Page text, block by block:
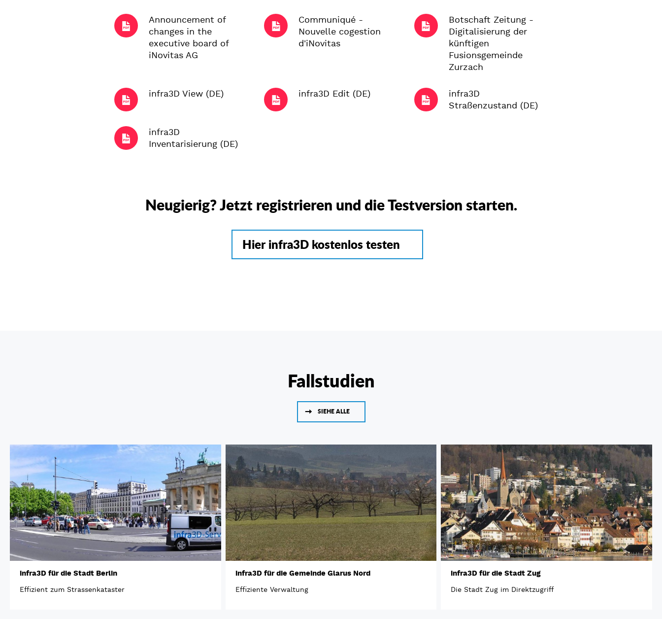
Announcement of
changes in the
executive board of
iNovitas AG
Communiqué -
Nouvelle cogestion
d'iNovitas
Botschaft Zeitung -
Digitalisierung der
künftigen
Fusionsgemeinde
Zurzach
infra3D View (DE) infra3D Edit (DE)
infra3D
Straßenzustand (DE)
infra3D
Inventarisierung (DE)
Neugierig? Jetzt registrieren und die Testversion starten.
Hier infra3D kostenlos testen
Fallstudien
SIEHE ALLE
infra3D für die Stadt Berlin
Effizient zum Strassenkataster
infra3D für die Gemeinde Glarus Nord
Effiziente Verwaltung
infra3D für die Stadt Zug
Die Stadt Zug im Direktzugriff